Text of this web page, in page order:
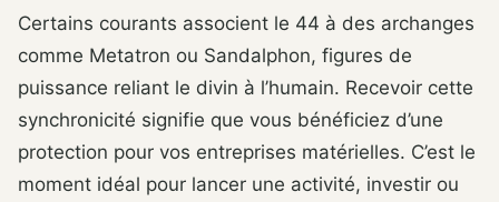
Certains courants associent le 44 à des archanges
comme Metatron ou Sandalphon, figures de
puissance reliant le divin à l’humain. Recevoir cette
synchronicité signifie que vous bénéficiez d’une
protection pour vos entreprises matérielles. C’est le
moment idéal pour lancer une activité, investir ou